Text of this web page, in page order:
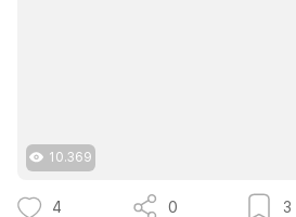
10.369
4 0 3